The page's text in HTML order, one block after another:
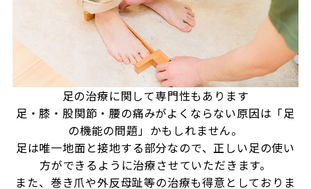
足の治療に関して専門性もあります
足・膝・股関節・腰の痛みがよくならない原因は「足
の機能の問題」かもしれません。
足は唯一地面と接地する部分なので、正しい足の使い
方ができるように治療させていただきます。
また、巻き爪や外反母趾等の治療も得意としておりま